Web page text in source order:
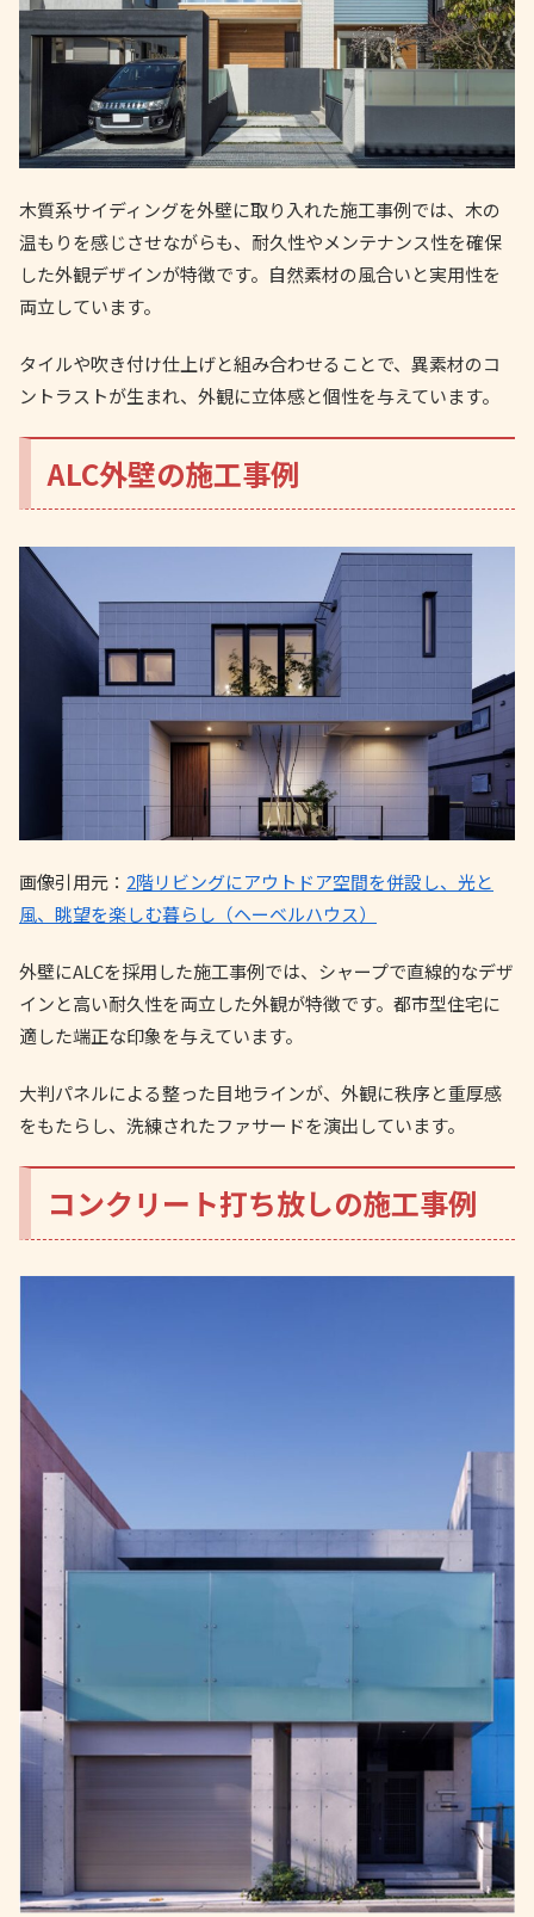
木質系サイディングを外壁に取り入れた施工事例では、木の
温もりを感じさせながらも、耐久性やメンテナンス性を確保
した外観デザインが特徴です。自然素材の風合いと実用性を
両立しています。
タイルや吹き付け仕上げと組み合わせることで、異素材のコ
ントラストが生まれ、外観に立体感と個性を与えています。
ALC外壁の施工事例
画像引用元： 2階リビングにアウトドア空間を併設し、光と
風、眺望を楽しむ暮らし（ヘーベルハウス）
外壁にALCを採用した施工事例では、シャープで直線的なデザ
インと高い耐久性を両立した外観が特徴です。都市型住宅に
適した端正な印象を与えています。
大判パネルによる整った目地ラインが、外観に秩序と重厚感
をもたらし、洗練されたファサードを演出しています。
コンクリート打ち放しの施工事例